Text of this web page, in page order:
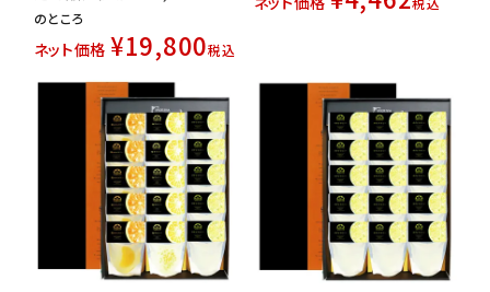
のところ
ネット価格 ¥19,800税込